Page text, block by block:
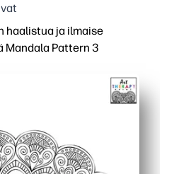
haalistua ja ilmaise
Pattern 3
vain tulosta ja aloita väritys
- ihanteellinen aivotaukoihin,
erinomaisesti varhaisille